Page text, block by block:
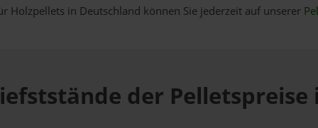
Holzpellets in Deutschland können Sie jederzeit auf unserer
der